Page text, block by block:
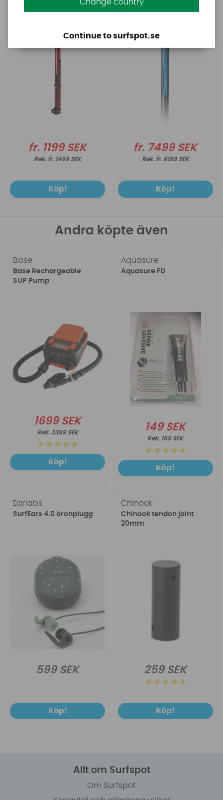
fr. 1199 SEK
fr. 1499 SEK
Köp!
(CC)
fr. 7499 SEK
fr. 8199 SEK
Köp!
Andra köpte även
Base
Base Rechargeable
SUP Pump
1699 SEK
2399 SEK
Köp!
Aquasure
Aquasure FD
149 SEK
199 SEK
Köp!
Earlabs
SurfEars 4.0 öronplugg
599 SEK
Köp!
Chinook
Chinook tendon joint
20mm
259 SEK
Köp!
Allt om Surfspot
Om Surfspot
Change country
Continue to surfspot.se